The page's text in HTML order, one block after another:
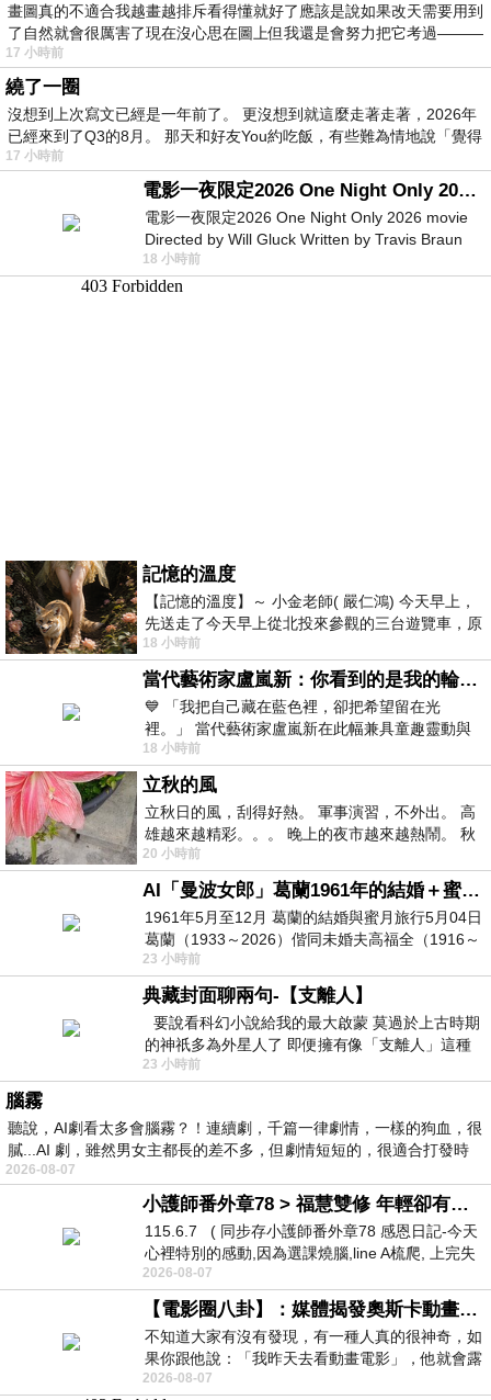
畫圖真的不適合我越畫越排斥看得懂就好了應該是說如果改天需要用到
了自然就會很厲害了現在沒心思在圖上但我還是會努力把它考過———
17 小時前
繞了一圈
沒想到上次寫文已經是一年前了。 更沒想到就這麼走著走著，2026年
已經來到了Q3的8月。 那天和好友You約吃飯，有些難為情地說「覺得
17 小時前
電影一夜限定2026 One Night Only 2026 movie
電影一夜限定2026 One Night Only 2026 movie
Directed by Will Gluck Written by Travis Braun
Starring Monica Barbaro
18 小時前
記憶的溫度
【記憶的溫度】～ 小金老師( 嚴仁鴻) 今天早上，
先送走了今天早上從北投來參觀的三台遊覽車，原
以為展場已經差不多要安靜下來，卻發
18 小時前
當代藝術家盧嵐新：你看到的是我的輪廓，還是你的故事？——藏在藍色裡的希望與光
💙 「我把自己藏在藍色裡，卻把希望留在光
裡。」 當代藝術家盧嵐新在此幅兼具童趣靈動與
抽象韻味的新作中，用湛藍的羽翼般色塊包覆著
18 小時前
立秋的風
立秋日的風，刮得好熱。 軍事演習，不外出。 高
雄越來越精彩。。。 晚上的夜市越來越熱鬧。 秋
天的風刮得很熱 夜遊消暑熱。。。
20 小時前
AI「曼波女郎」葛蘭1961年的結婚＋蜜月旅行 #戀上老電影 #葛蘭 #粟子
1961年5月至12月 葛蘭的結婚與蜜月旅行5月04日
葛蘭（1933～2026）偕同未婚夫高福全（1916～
2004）乘郵輪赴倫敦6月15日於英國倫敦St.S
23 小時前
典藏封面聊兩句-【支離人】
要說看科幻小說給我的最大啟蒙 莫過於上古時期
的神祇多為外星人了 即便擁有像「支離人」這種
驚世駭俗的神通法門 也未必讀
23 小時前
腦霧
聽說，AI劇看太多會腦霧？！連續劇，千篇一律劇情，一樣的狗血，很
膩...AI 劇，雖然男女主都長的差不多，但劇情短短的，很適合打發時
2026-08-07
小護師番外章78 > 福慧雙修 年輕卻有個老靈魂 ㄑ金剛經〉podcast
115.6.7 ( 同步存小護師番外章78 感恩日記-今天
心裡特別的感動,因為選課燒腦,line A梳爬, 上完失
智課的她,特來傾
2026-08-07
【電影圈八卦】：媒體揭發奧斯卡動畫項目投票醜聞！好萊塢為什麼看不起動畫電影？
不知道大家有沒有發現，有一種人真的很神奇，如
果你跟他說：「我昨天去看動畫電影」，他就會露
出一種慈祥的微笑，然後問你是不是陪小
2026-08-07